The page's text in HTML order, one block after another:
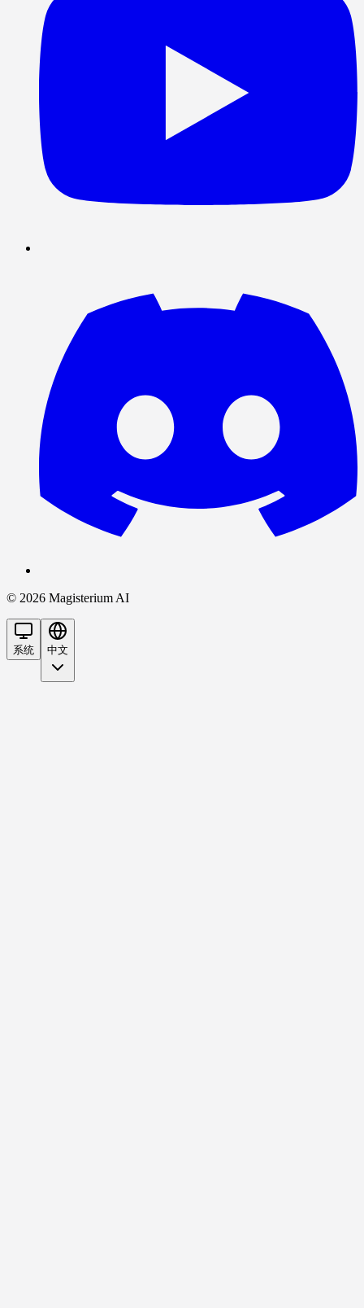
© 2026 Magisterium AI
系统 中文